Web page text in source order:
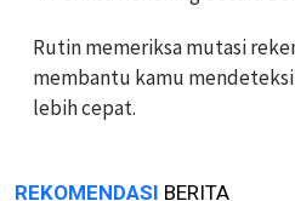
Rutin memeriksa mutasi
membantu kamu
lebih cepat.
REKOMENDASI BERITA